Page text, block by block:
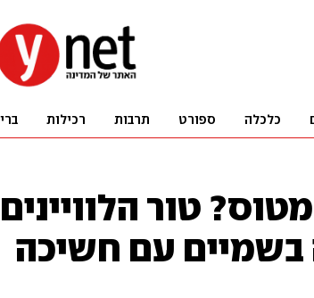
כלכלה ספורט תרבות רכילות
טור